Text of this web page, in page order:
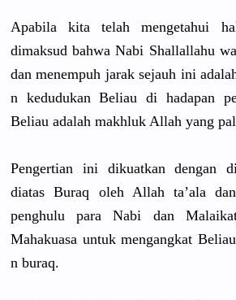
Apabila kita telah mengetahui
dimaksud bahwa Nabi Shallallahu
dan menempuh jarak sejauh ini
n kedudukan Beliau di hadapan
Beliau adalah makhluk Allah yang
Pengertian ini dikuatkan dengan
diatas Buraq oleh Allah ta’ala
penghulu para Nabi dan
Mahakuasa untuk mengangkat
n buraq.